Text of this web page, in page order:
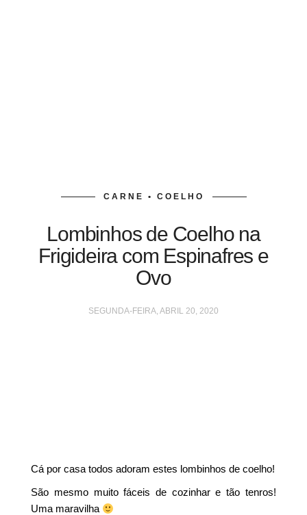
CARNE • COELHO
Lombinhos de Coelho na
Frigideira com Espinafres e
Ovo
SEGUNDA-FEIRA, ABRIL 20, 2020
Cá por casa todos adoram estes lombinhos de coelho!
São mesmo muito fáceis de cozinhar e tão tenros!
Uma maravilha